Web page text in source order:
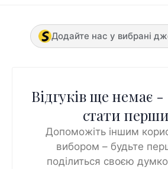
Додайте нас у вибрані
Відгуків ще немає
стати
Допоможіть іншим
вибором – будьте
поділиться своєю